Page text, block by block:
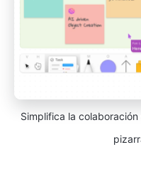
Simplifica la